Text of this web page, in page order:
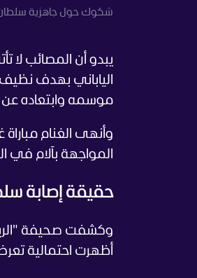
شكوك حول جاهزية سلطان
يبدو أن المصائب لا
الياباني بهدف
موسمه وابتعاده عن
المواجهة بآلام في
حقيقة إصابة
وكشفت صحيفة
أظهرت احتمالية